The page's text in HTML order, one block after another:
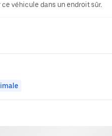
véhicule dans un endroit sûr.